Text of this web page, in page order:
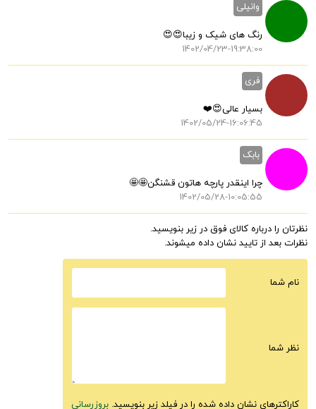
وانیلی
رنگ های شیک و زیبا😍😍
1402/04/23-19:38:00
فری
بسیار عالی😍❤️
1402/05/24-16:06:45
بابک
چرا اینقدر پارچه هاتون قشنگن🤩🤩
1402/05/28-10:05:55
نظرتان را درباره کالای فوق در زیر بنویسید.
نظرات بعد از تایید نشان داده میشوند.
نام شما
نظر شما
کاراکترهای نشان داده شده را در فیلد زیر بنویسید. بروزرسانی